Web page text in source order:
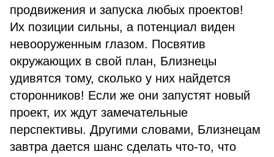
продвижения и запуска любых проектов!
Их позиции сильны, а потенциал виден
невооруженным глазом. Посвятив
окружающих в свой план, Близнецы
удивятся тому, сколько у них найдется
сторонников! Если же они запустят новый
проект, их ждут замечательные
перспективы. Другими словами, Близнецам
завтра дается шанс сделать что-то, что